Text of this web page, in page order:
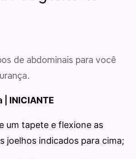
de abdominais para você
| INICIANTE
um tapete e flexione as
joelhos indicados para cima;